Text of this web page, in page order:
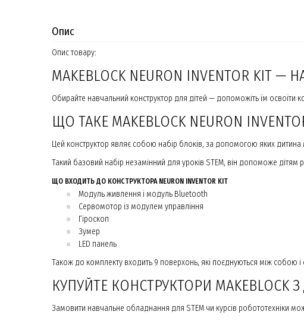
Опис
Опис товару:
MAKEBLOCK NEURON INVENTOR
Обирайте навчальний конструктор для дітей — допоможіть їм освоїти
ЩО ТАКЕ MAKEBLOCK NEURON
Цей конструктор являє собою набір блоків, за допомогою яких дитина
Такий базовий набір незамінний для уроків STEM, він допоможе
ЩО ВХОДИТЬ ДО КОНСТРУКТОРА NEURON INVENTOR KIT
Модуль живлення і модуль Bluetooth
Сервомотор із модулем управління
Гіроскоп
Зумер
LED панель
Також до комплекту входить 9 поверхонь, які поєднуються між собою і
КУПУЙТЕ КОНСТРУКТОРИ MAKEBLOCK
Замовити навчальне обладнання для STEM чи курсів робототехніки